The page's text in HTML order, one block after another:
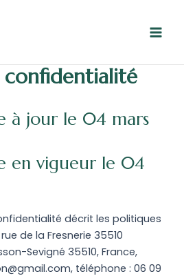
confidentialité
à jour le 04 mars
en vigueur le 04
décrit les politiques
de la Fresnerie 35510
Sevigné 35510, France,
téléphone : 06 09